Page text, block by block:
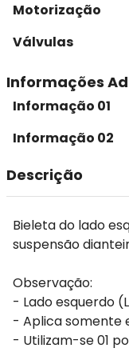
Motorização
Válvulas
Informações
Informação 01
Informação 02
Descrição
Bieleta do lado
suspensão
Observação:
- Lado esquerdo
- Aplica somente
- Utilizam-se 01